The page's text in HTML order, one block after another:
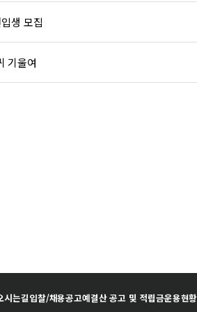
생 모집
기울여
시는길입찰/채용공고예결산 공고 및 적립금운용현황